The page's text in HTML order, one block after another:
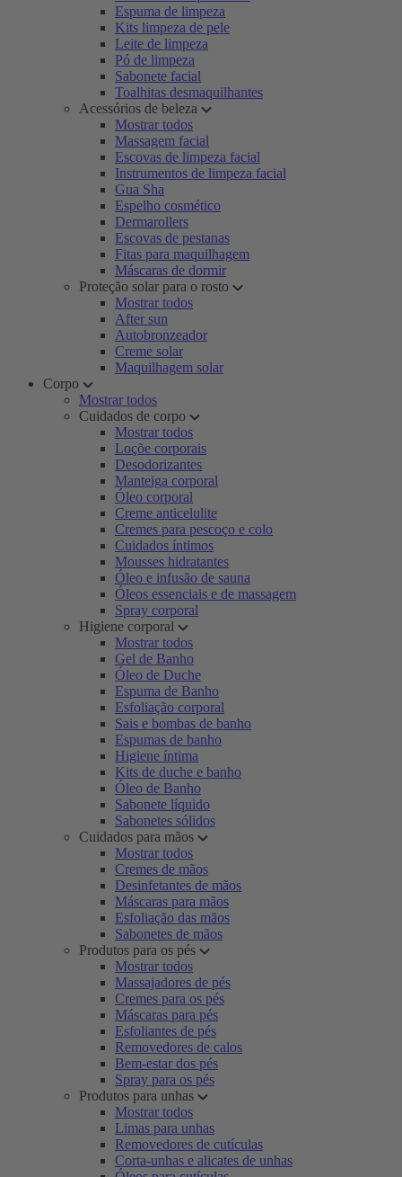
Espuma de limpeza
Kits limpeza de pele
Leite de limpeza
Pó de limpeza
Sabonete facial
Toalhitas desmaquilhantes
Acessórios de beleza
Mostrar todos
Massagem facial
Escovas de limpeza facial
Instrumentos de limpeza facial
Gua Sha
Espelho cosmético
Dermarollers
Escovas de pestanas
Fitas para maquilhagem
Máscaras de dormir
Proteção solar para o rosto
Mostrar todos
After sun
Autobronzeador
Creme solar
Maquilhagem solar
Corpo
Mostrar todos
Cuidados de corpo
Mostrar todos
Loçõe corporais
Desodorizantes
Manteiga corporal
Óleo corporal
Creme anticelulite
Cremes para pescoço e colo
Cuidados íntimos
Mousses hidratantes
Óleo e infusão de sauna
Óleos essenciais e de massagem
Spray corporal
Higiene corporal
Mostrar todos
Gel de Banho
Óleo de Duche
Espuma de Banho
Esfoliação corporal
Sais e bombas de banho
Espumas de banho
Higiene íntima
Kits de duche e banho
Óleo de Banho
Sabonete líquido
Sabonetes sólidos
Cuidados para mãos
Mostrar todos
Cremes de mãos
Desinfetantes de mãos
Máscaras para mãos
Esfoliação das mãos
Sabonetes de mãos
Produtos para os pés
Mostrar todos
Massajadores de pés
Cremes para os pés
Máscaras para pés
Esfoliantes de pés
Removedores de calos
Bem-estar dos pés
Spray para os pés
Produtos para unhas
Mostrar todos
Limas para unhas
Removedores de cutículas
Corta-unhas e alicates de unhas